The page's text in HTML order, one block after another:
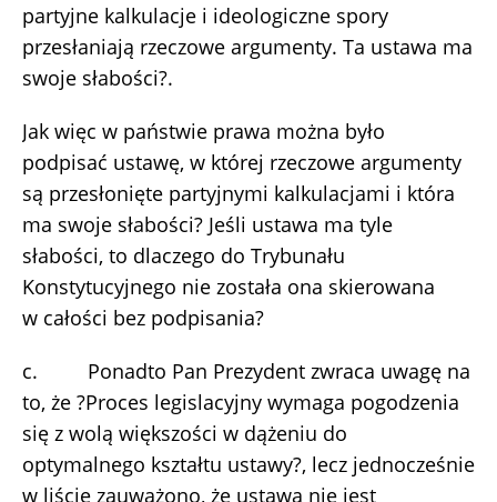
partyjne kalkulacje i ideologiczne spory
przesłaniają rzeczowe argumenty. Ta ustawa ma
swoje słabości?.
Jak więc w państwie prawa można było
podpisać ustawę, w której rzeczowe argumenty
są przesłonięte partyjnymi kalkulacjami i która
ma swoje słabości? Jeśli ustawa ma tyle
słabości, to dlaczego do Trybunału
Konstytucyjnego nie została ona skierowana
w całości bez podpisania?
c. Ponadto Pan Prezydent zwraca uwagę na
to, że ?Proces legislacyjny wymaga pogodzenia
się z wolą większości w dążeniu do
optymalnego kształtu ustawy?, lecz jednocześnie
w liście zauważono, że ustawa nie jest